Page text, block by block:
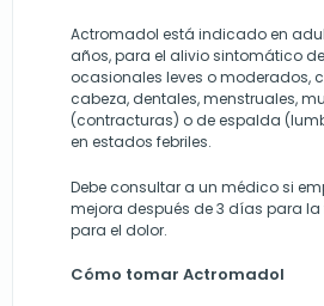
Actromadol está indicado en
años, para el alivio sintomático
ocasionales leves o moderados,
cabeza, dentales, menstruales,
(contracturas) o de espalda
en estados febriles.
Debe consultar a un médico si
mejora después de 3 días para la
para el dolor.
Cómo tomar Actromadol